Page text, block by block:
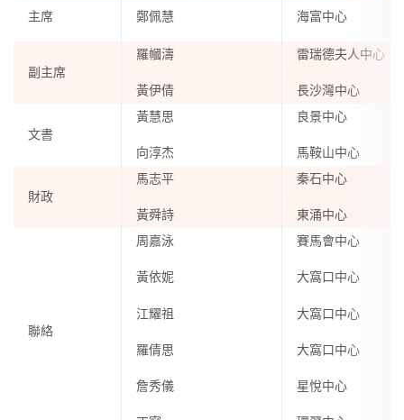
主席 鄭佩慧 海富中心
副主席
羅幗濤
黃伊倩
雷瑞德夫人中心
長沙灣中心
文書
黃慧思
向淳杰
良景中心
馬鞍山中心
財政
馬志平
黃舜詩
秦石中心
東涌中心
聯絡
周嘉泳
黃依妮
江耀祖
羅倩思
詹秀儀
賽馬會中心
大窩口中心
大窩口中心
大窩口中心
星悅中心